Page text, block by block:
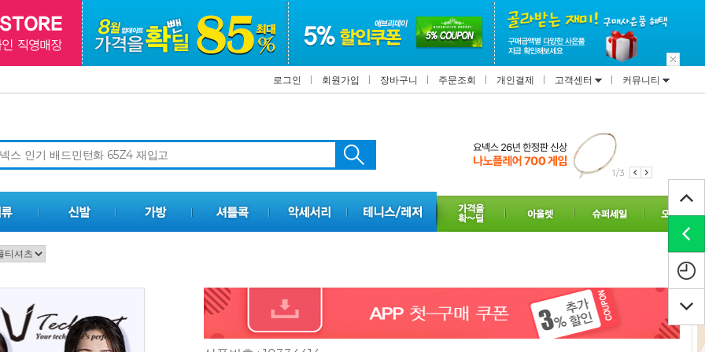
로그인 회원가입 장바구니 주문조회 개인결제 고객센터 커뮤니티
1/3